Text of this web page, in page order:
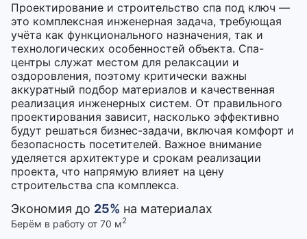
Проектирование и строительство спа под ключ —
это комплексная инженерная задача, требующая
учёта как функционального назначения, так и
технологических особенностей объекта. Спа-
центры служат местом для релаксации и
оздоровления, поэтому критически важны
аккуратный подбор материалов и качественная
реализация инженерных систем. От правильного
проектирования зависит, насколько эффективно
будут решаться бизнес-задачи, включая комфорт и
безопасность посетителей. Важное внимание
уделяется архитектуре и срокам реализации
проекта, что напрямую влияет на цену
строительства спа комплекса.
Экономия до 25% на материалах
Берём в работу от 70 м2